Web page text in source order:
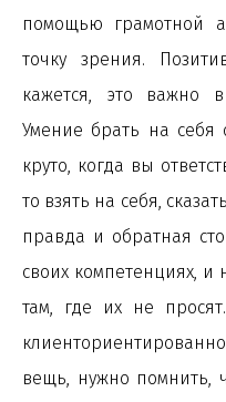
помощью грамотной
точку зрения.
кажется, это важно
Умение брать на себя
круто, когда вы
то взять на себя,
правда и обратная
своих компетенциях,
там, где их не
вещь, нужно помнить,